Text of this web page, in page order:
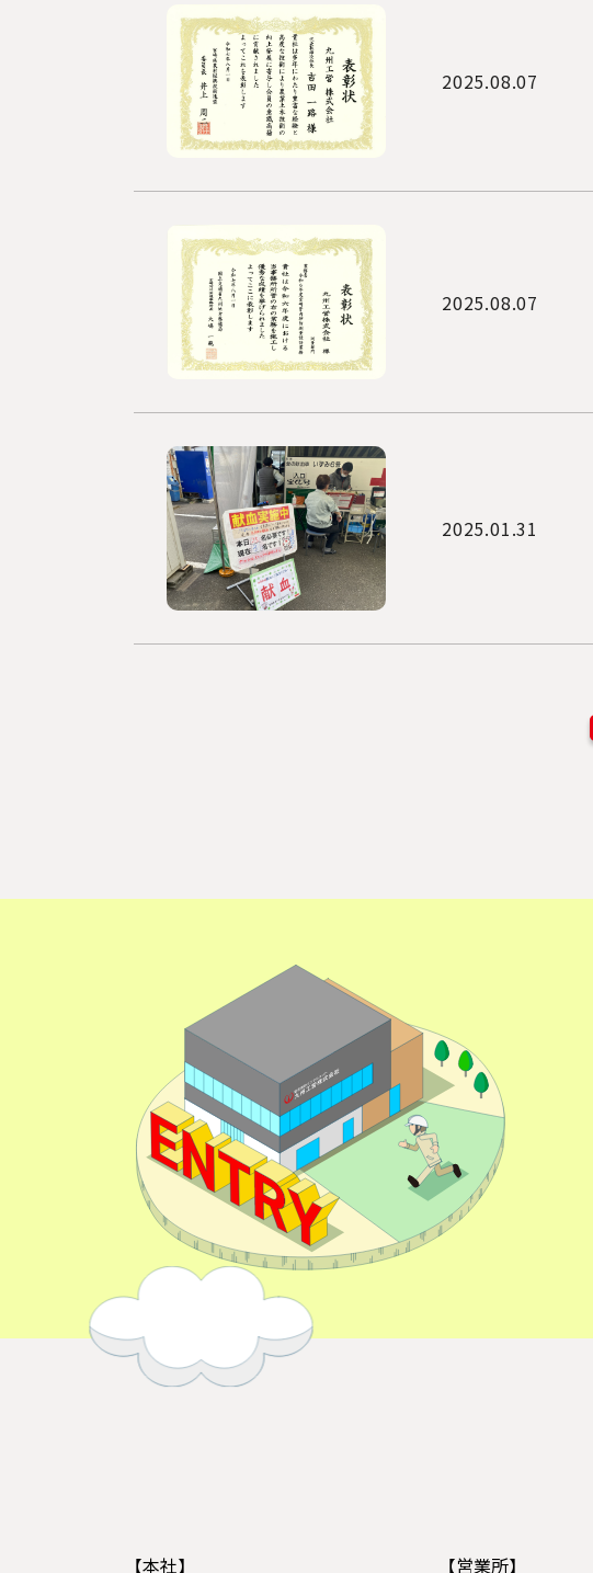
2025.08.07
2025.08.07
2025.01.31
【本社】 【営業所】